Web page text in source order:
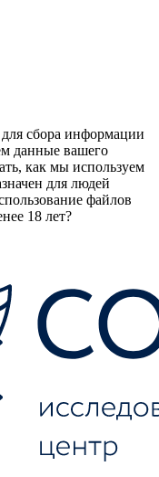
сбора информации
данные вашего
как мы используем
для людей
файлов
18 лет?